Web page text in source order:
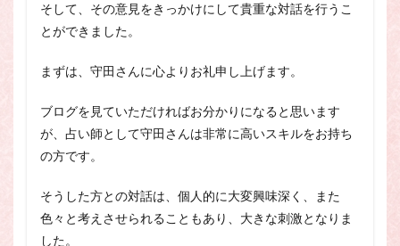
そして、その意見をきっかけにして貴重な対話を行うこ
とができました。
まずは、守田さんに心よりお礼申し上げます。
ブログを見ていただければお分かりになると思います
が、占い師として守田さんは非常に高いスキルをお持ち
の方です。
そうした方との対話は、個人的に大変興味深く、また
色々と考えさせられることもあり、大きな刺激となりま
した。
ヒプノセラピー
則
占いカウンセラー
願いごと